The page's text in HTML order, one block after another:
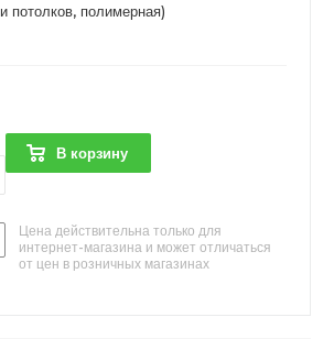
и потолков, полимерная)
В корзину
Цена действительна только для
интернет-магазина и может отличаться
от цен в розничных магазинах